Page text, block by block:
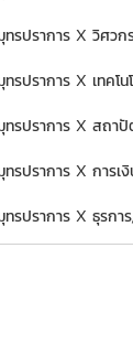
ทรปราการ X วิศว
ทรปราการ X เทค
ทรปราการ X สถา
ทรปราการ X การเ
ทรปราการ X ธุรก